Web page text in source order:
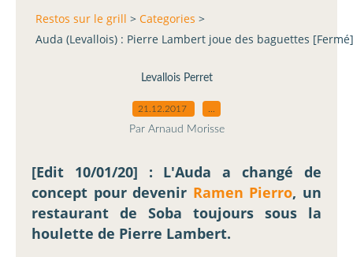
Restos sur le grill > Categories >
Auda (Levallois) : Pierre Lambert joue des baguettes [Fermé]
Levallois Perret
21.12.2017
Par Arnaud Morisse
[Edit 10/01/20] : L'Auda a changé de
concept pour devenir Ramen Pierro, un
restaurant de Soba toujours sous la
houlette de Pierre Lambert.